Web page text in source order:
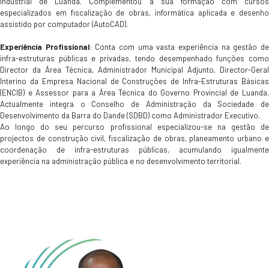
especializados em fiscalização de obras, informática aplicada e desenho
assistido por computador (AutoCAD).
Experiência Profissional: Conta com uma vasta experiência na gestão de
infra-estruturas públicas e privadas, tendo desempenhado funções como
Director da Área Técnica, Administrador Municipal Adjunto, Director-Geral
Interino da Empresa Nacional de Construções de Infra-Estruturas Básicas
(ENCIB) e Assessor para a Área Técnica do Governo Provincial de Luanda.
Actualmente integra o Conselho de Administração da Sociedade de
Desenvolvimento da Barra do Dande (SDBD) como Administrador Executivo.
Ao longo do seu percurso profissional especializou-se na gestão de
projectos de construção civil, fiscalização de obras, planeamento urbano e
coordenação de infra-estruturas públicas, acumulando igualmente
experiência na administração pública e no desenvolvimento territorial.